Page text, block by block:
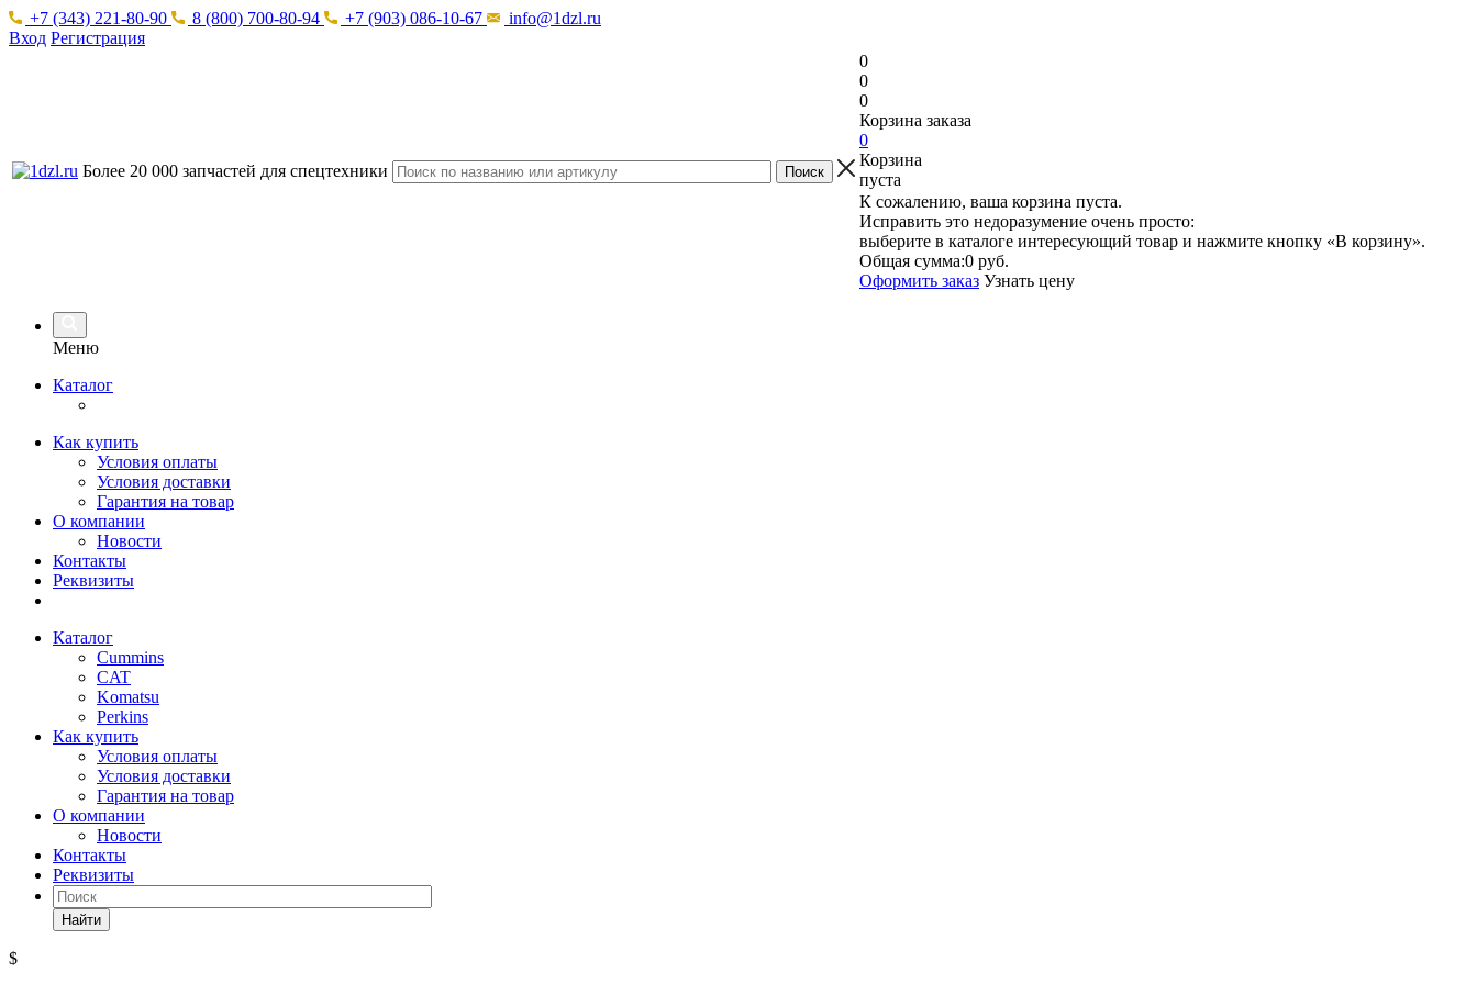
+7 (343) 221-80-90 8 (800) 700-80-94 +7 (903) 086-10-67
info@1dzl.ru
Вход Регистрация
Более 20 000 запчастей для спецтехники
0
0
0
Корзина заказа
0
Корзина
пуста
К сожалению, ваша корзина пуста.
Исправить это недоразумение очень просто:
выберите в каталоге интересующий товар и нажмите кнопку «В корзину».
Общая сумма:0 руб.
Оформить заказ Узнать цену
Меню
Каталог
Как купить
Условия оплаты
Условия доставки
Гарантия на товар
О компании
Новости
Контакты
Реквизиты
Каталог
Cummins
CAT
Komatsu
Perkins
Как купить
Условия оплаты
Условия доставки
Гарантия на товар
О компании
Новости
Контакты
Реквизиты
Найти
$